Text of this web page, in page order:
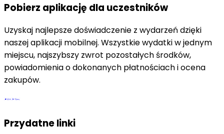
Pobierz aplikację dla uczestników
Uzyskaj najlepsze doświadczenie z wydarzeń dzięki
naszej aplikacji mobilnej. Wszystkie wydatki w jednym
miejscu, najszybszy zwrot pozostałych środków,
powiadomienia o dokonanych płatnościach i ocena
zakupów.
Przydatne linki